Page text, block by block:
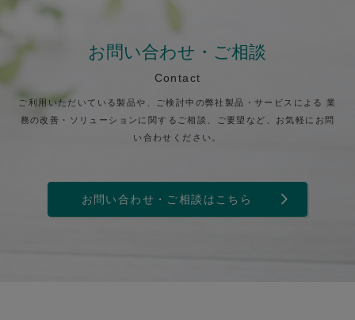
お問い合わせ・ご相談
Contact
ご利用いただいている製品や、ご検討中の弊社製品・サービスによる 業
務の改善・ソリューションに関するご相談、ご要望など、お気軽にお問
い合わせください。
お問い合わせ・ご相談はこちら